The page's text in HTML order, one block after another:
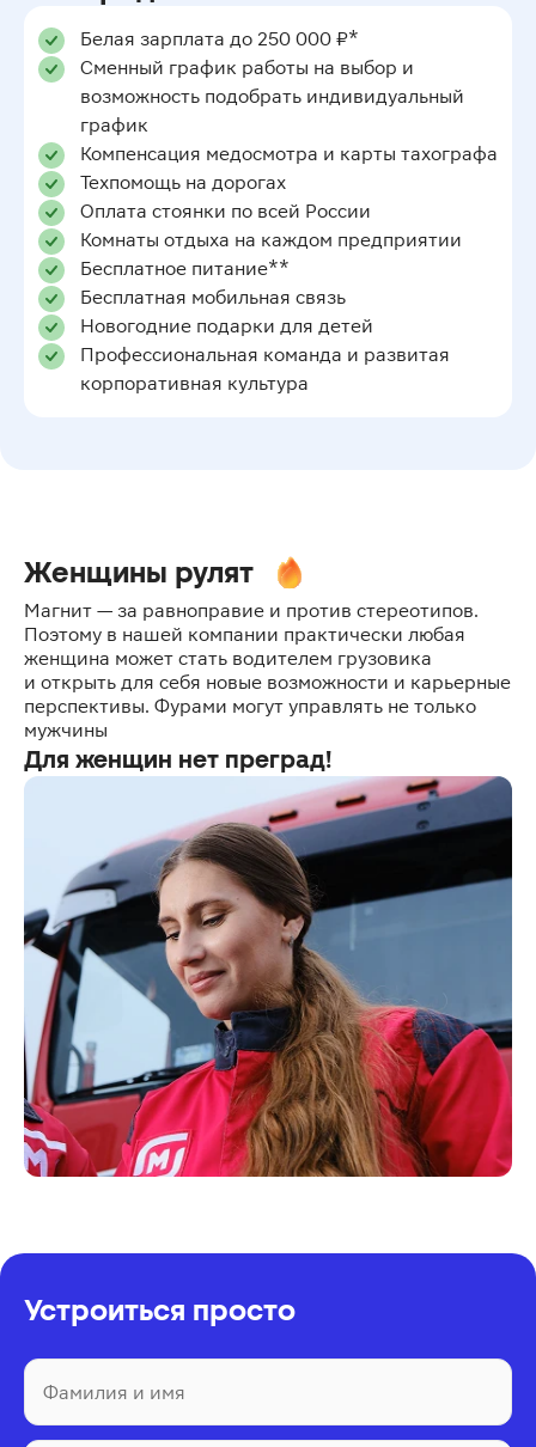
Белая зарплата до 250 000 ₽*
Сменный график работы на выбор и
возможность подобрать индивидуальный
график
Компенсация медосмотра и карты тахографа
Техпомощь на дорогах
Оплата стоянки по всей России
Комнаты отдыха на каждом предприятии
Бесплатное питание**
Бесплатная мобильная связь
Новогодние подарки для детей
Профессиональная команда и развитая
корпоративная культура
Женщины рулят
Магнит — за равноправие и против стереотипов.
Поэтому в нашей компании практически любая
женщина может стать водителем грузовика
и открыть для себя новые возможности и карьерные
перспективы. Фурами могут управлять не только
мужчины
Для женщин нет преград!
Устроиться просто
Фамилия и имя